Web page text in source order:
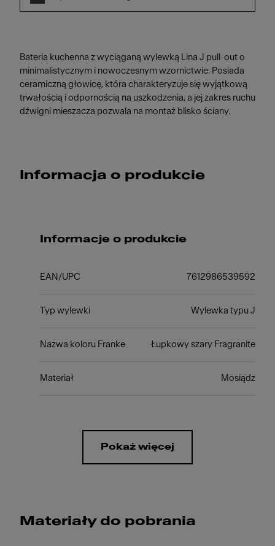
Bateria kuchenna z wyciąganą wylewką Lina J pull-out o
minimalistycznym i nowoczesnym wzornictwie. Posiada
ceramiczną głowicę, która charakteryzuje się wyjątkową
trwałością i odpornością na uszkodzenia, a jej zakres ruchu
dźwigni mieszacza pozwala na montaż blisko ściany.
Informacja o produkcie
Informacje o produkcie
EAN/UPC 7612986539592
Typ wylewki Wylewka typu J
Nazwa koloru Franke Łupkowy szary Fragranite
Materiał Mosiądz
Pokaż więcej
Materiały do pobrania